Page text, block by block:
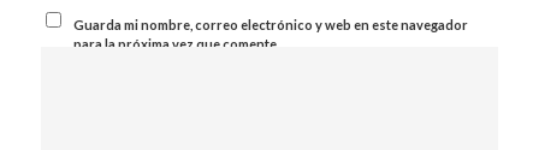
Guarda mi nombre, correo electrónico y web en este navegador
para la próxima vez que comente.